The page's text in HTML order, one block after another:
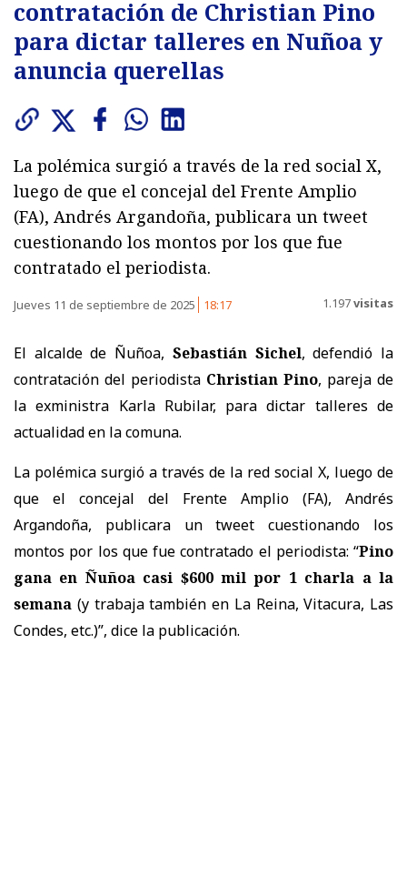
contratación de Christian Pino
para dictar talleres en Nuñoa y
anuncia querellas
La polémica surgió a través de la red social X,
luego de que el concejal del Frente Amplio
(FA), Andrés Argandoña, publicara un tweet
cuestionando los montos por los que fue
contratado el periodista.
Jueves 11 de septiembre de 2025 18:17 1.197visitas
El alcalde de Ñuñoa, Sebastián Sichel, defendió la
contratación del periodista Christian Pino, pareja de
la exministra Karla Rubilar, para dictar talleres de
actualidad en la comuna.
La polémica surgió a través de la red social X, luego de
que el concejal del Frente Amplio (FA), Andrés
Argandoña, publicara un tweet cuestionando los
montos por los que fue contratado el periodista: “Pino
gana en Ñuñoa casi $600 mil por 1 charla a la
semana (y trabaja también en La Reina, Vitacura, Las
Condes, etc.)”, dice la publicación.